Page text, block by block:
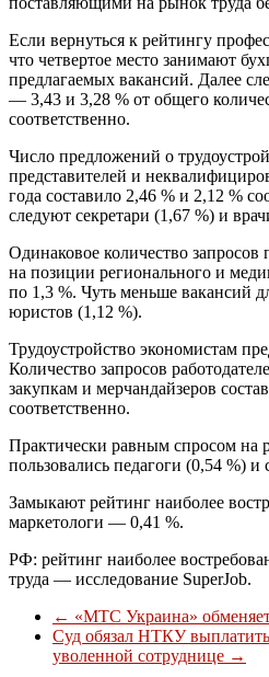
Если вернуться к рейтингу
что четвертое место занимают
предлагаемых вакансий. Далее
— 3,43 и 3,28 % от общего
соответственно.
Число предложений о
представителей и
года составило 2,46 % и 2,12 %
следуют секретари (1,67 %) и
Одинаковое количество запросов
на позиции регионального и
по 1,3 %. Чуть меньше вакансий
юристов (1,12 %).
Трудоустройство экономистам
Количество запросов
закупкам и мерчандайзеров
соответственно.
Практически равным спросом на
пользовались педагоги (0,54 %) и
Замыкают рейтинг наиболее
маркетологи — 0,41 %.
РФ: рейтинг наиболее
труда — исследование SuperJob.
← «МТС Украина»
Суд обязал НТКУ
уволенной сотруднице →